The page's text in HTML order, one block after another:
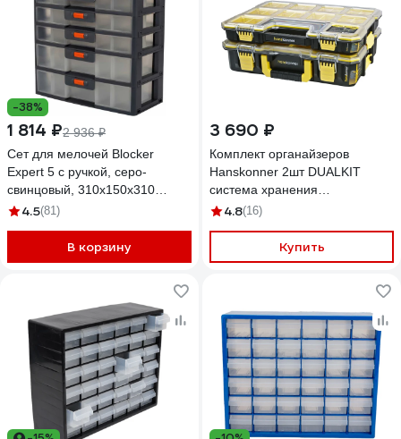
-38%
1 814 ₽2 936 ₽
Сет для мелочей Blocker
Expert 5 с ручкой, серо-
свинцовый, 310х150х310
32526
4.5(81)
В корзину
3 690 ₽
Комплект органайзеров
Hanskonner 2шт DUALKIT
система хранения
HANSTORAGE PLUS,
4.8(16)
Купить